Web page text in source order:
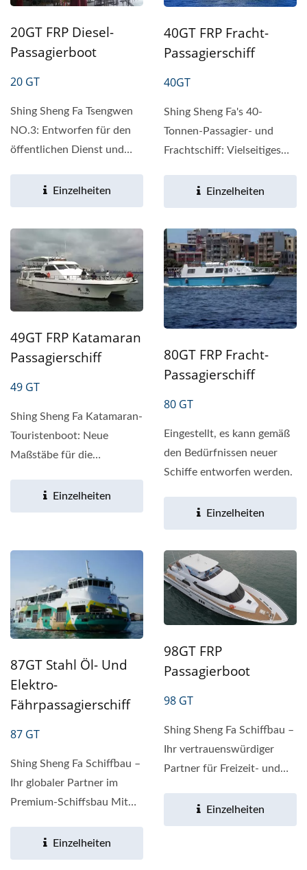
20GT FRP Diesel-
Passagierboot
20 GT
Shing Sheng Fa Tsengwen
NO.3: Entworfen für den
öffentlichen Dienst und
Produktvorstellung Das...
Einzelheiten
40GT FRP Fracht-
Passagierschiff
40GT
Shing Sheng Fa's 40-
Tonnen-Passagier- und
Frachtschiff: Vielseitiges
Bedürfnisse...Einzelheiten
49GT FRP Katamaran
Passagierschiff
49 GT
Shing Sheng Fa Katamaran-
Touristenboot: Neue
Maßstäbe für die
Produktübersicht Das...
Einzelheiten
80GT FRP Fracht-
Passagierschiff
80 GT
Eingestellt, es kann gemäß
den Bedürfnissen neuer
Schiffe entworfen werden.
Einzelheiten
87GT Stahl Öl- Und
Elektro-
Fährpassagierschiff
87 GT
Shing Sheng Fa Schiffbau –
Ihr globaler Partner im
Premium-Schiffsbau Mit
Einzelheiten
98GT FRP
Passagierboot
98 GT
Shing Sheng Fa Schiffbau –
Ihr vertrauenswürdiger
Partner für Freizeit- und
Einzelheiten